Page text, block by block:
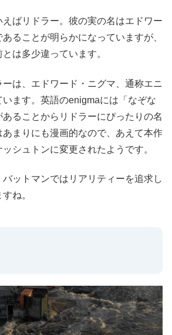
ばリドラー。彼の実の名はエドワー
ることが明らかになっていますが、
は多少違っています。
は、エドワード・ニグマ、通称エニ
ます。英語のenigmaには「なぞな
ることからリドラーにぴったりの名
まりにも漫画的なので、あえて本作
シュトンに変更されたようです。
ットマンではリアリティーを追求し
ね。